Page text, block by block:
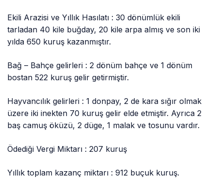
Ekili Arazisi ve Yıllık Hasılatı : 30 dönümlük ekili
tarladan 40 kile buğday, 20 kile arpa almış ve son iki
yılda 650 kuruş kazanmıştır.
Bağ – Bahçe gelirleri : 2 dönüm bahçe ve 1 dönüm
bostan 522 kuruş gelir getirmiştir.
Hayvancılık gelirleri : 1 donpay, 2 de kara sığır olmak
üzere iki inekten 70 kuruş gelir elde etmiştir. Ayrıca 2
baş camuş öküzü, 2 düge, 1 malak ve tosunu vardır.
Ödediği Vergi Miktarı : 207 kuruş
Yıllık toplam kazanç miktarı : 912 buçuk kuruş.